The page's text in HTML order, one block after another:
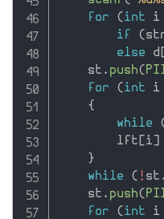
for
(int i
if
(
else d
    st
. push(
for
(int i
{
while
        lft
[i]
}
while
( ! st .
    st
. push(
for
(int i